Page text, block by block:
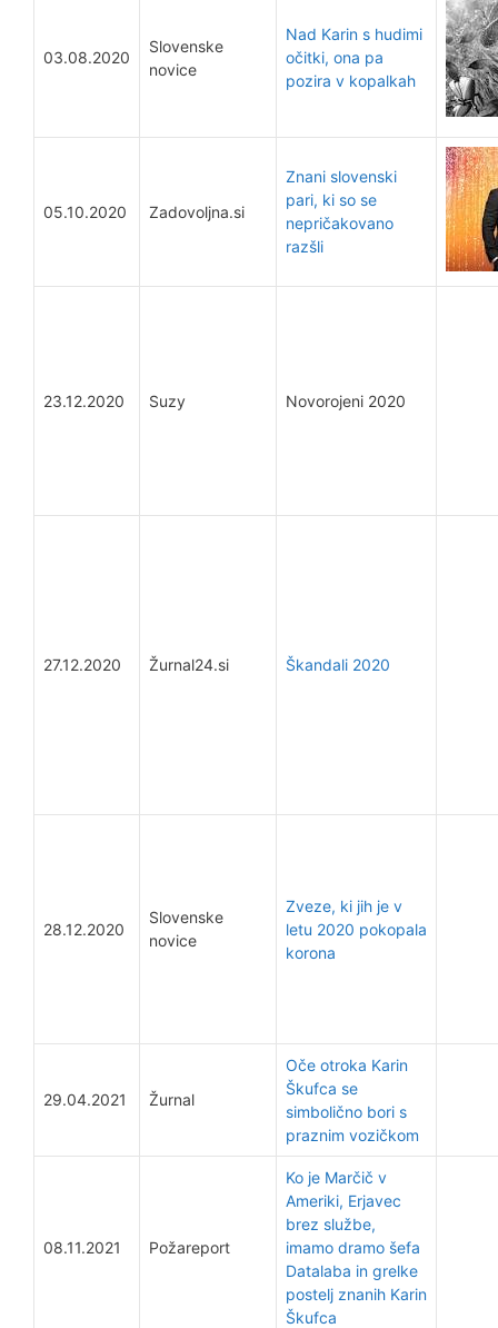
03.08.2020
Slovenske
novice
Nad Karin s hudimi
očitki, ona pa
pozira v kopalkah
05.10.2020 Zadovoljna.si
Znani slovenski
pari, ki so se
nepričakovano
razšli
23.12.2020 Suzy Novorojeni 2020
27.12.2020 Žurnal24.si Škandali 2020
28.12.2020
Slovenske
novice
Zveze, ki jih je v
letu 2020 pokopala
korona
29.04.2021 Žurnal
Oče otroka Karin
Škufca se
simbolično bori s
praznim vozičkom
08.11.2021 Požareport
Ko je Marčič v
Ameriki, Erjavec
brez službe,
imamo dramo šefa
Datalaba in grelke
postelj znanih Karin
Škufca